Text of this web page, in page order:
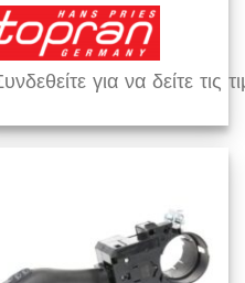
για να δείτε τις